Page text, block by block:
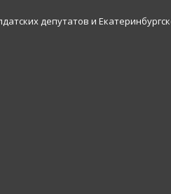
депутатов и